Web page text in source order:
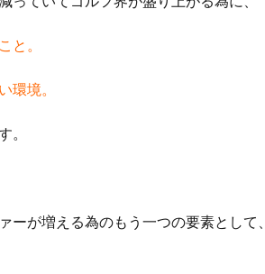
と。
環境。
。
ーが増える為のもう一つの要素として、